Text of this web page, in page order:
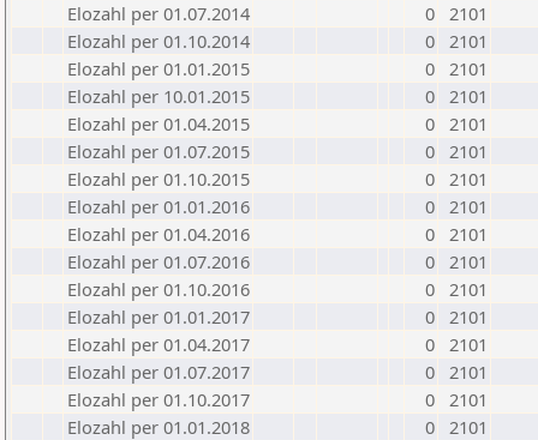
Elozahl per 01.07.2014
0 2101
Elozahl per 01.10.2014
0 2101
Elozahl per 01.01.2015
0 2101
Elozahl per 10.01.2015
0 2101
Elozahl per 01.04.2015
0 2101
Elozahl per 01.07.2015
0 2101
Elozahl per 01.10.2015
0 2101
Elozahl per 01.01.2016
0 2101
Elozahl per 01.04.2016
0 2101
Elozahl per 01.07.2016
0 2101
Elozahl per 01.10.2016
0 2101
Elozahl per 01.01.2017
0 2101
Elozahl per 01.04.2017
0 2101
Elozahl per 01.07.2017
0 2101
Elozahl per 01.10.2017
0 2101
Elozahl per 01.01.2018
0 2101